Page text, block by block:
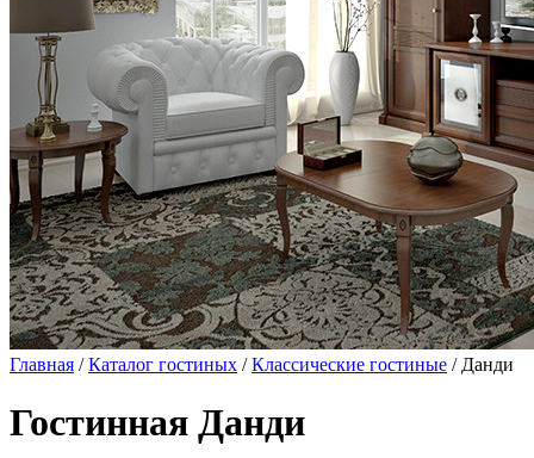
Главная /Каталог гостиных /Классические гостиные / Данди
Гостинная Данди